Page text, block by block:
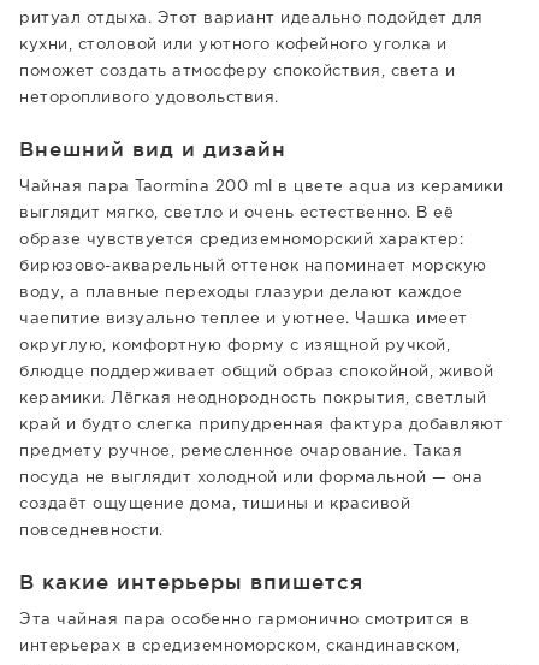
ритуал отдыха. Этот вариант идеально подойдет для
кухни, столовой или уютного кофейного уголка и
поможет создать атмосферу спокойствия, света и
неторопливого удовольствия.
Внешний вид и дизайн
Чайная пара Taormina 200 ml в цвете aqua из керамики
выглядит мягко, светло и очень естественно. В её
образе чувствуется средиземноморский характер:
бирюзово-акварельный оттенок напоминает морскую
воду, а плавные переходы глазури делают каждое
чаепитие визуально теплее и уютнее. Чашка имеет
округлую, комфортную форму с изящной ручкой,
блюдце поддерживает общий образ спокойной, живой
керамики. Лёгкая неоднородность покрытия, светлый
край и будто слегка припудренная фактура добавляют
предмету ручное, ремесленное очарование. Такая
посуда не выглядит холодной или формальной — она
создаёт ощущение дома, тишины и красивой
повседневности.
В какие интерьеры впишется
Эта чайная пара особенно гармонично смотрится в
интерьерах в средиземноморском, скандинавском,